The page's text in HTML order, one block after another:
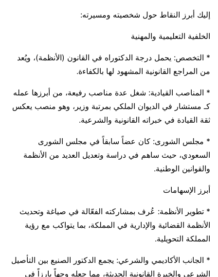
إليك أبرز النقاط حول شخصيته ومسيرته:
الخلفية التعليمية والمهنية
* التخصص: يحمل درجة الدكتوراه في القانون (الأنظمة)، ويُعد
من المراجع القانونية المشهود لها بالكفاءة.
* المناصب القيادية: شغل عدة مناصب رفيعة، من أبرزها عمله
كـ مستشار في الديوان الملكي بمرتبة وزير، وهو منصب يعكس
ثقة القيادة في خبراته القانونية والشرعية.
* مجلس الشورى: كان عضاً سابقاً في مجلس الشورى
السعودي، حيث ساهم في دراسة وتعديل العديد من الأنظمة
والقوانين الوطنية.
أبرز الإسهامات
* تطوير الأنظمة: عُرف بمشاركته الفعّالة في صياغة وتحديث
الأنظمة القضائية والإدارية في المملكة، بما يتواكب مع رؤية
المملكة التحويلية.
* الجانب الأكاديمي والشرعي: يجمع الدكتور الصنيع بين التأصيل
الشرعي والخبرة القانونية الحديثة، مما جعله وجهاً بارزاً في